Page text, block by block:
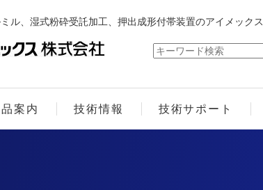
ル、湿式粉砕受託加工、押出成形付帯装置のアイメックス
案内 技術情報 技術サポート